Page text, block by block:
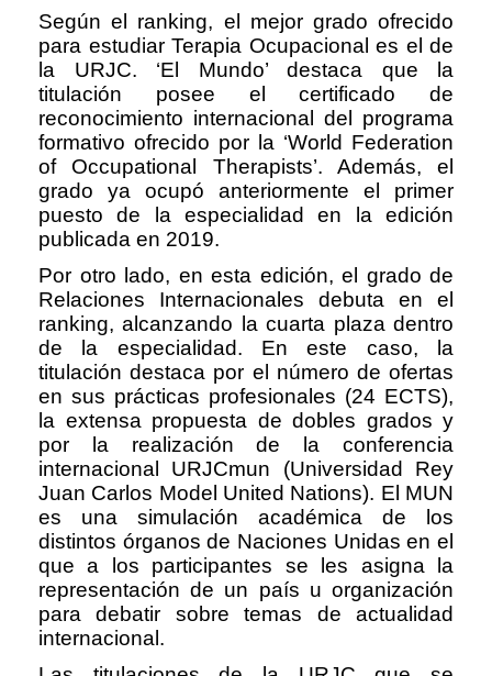
Según el ranking, el mejor grado ofrecido
para estudiar Terapia Ocupacional es el de
la URJC. ‘El Mundo’ destaca que la
titulación posee el certificado de
reconocimiento internacional del programa
formativo ofrecido por la ‘World Federation
of Occupational Therapists’. Además, el
grado ya ocupó anteriormente el primer
puesto de la especialidad en la edición
publicada en 2019.
Por otro lado, en esta edición, el grado de
Relaciones Internacionales debuta en el
ranking, alcanzando la cuarta plaza dentro
de la especialidad. En este caso, la
titulación destaca por el número de ofertas
en sus prácticas profesionales (24 ECTS),
la extensa propuesta de dobles grados y
por la realización de la conferencia
internacional URJCmun (Universidad Rey
Juan Carlos Model United Nations). El MUN
es una simulación académica de los
distintos órganos de Naciones Unidas en el
que a los participantes se les asigna la
representación de un país u organización
para debatir sobre temas de actualidad
internacional.